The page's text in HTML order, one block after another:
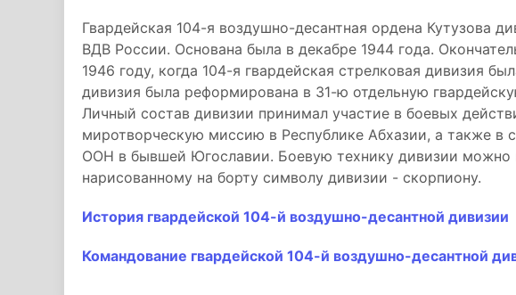
Гвардейская 104-я воздушно-десантная ордена Кутузова
ВДВ России. Основана была в декабре 1944 года.
1946 году, когда 104-я гвардейская стрелковая дивизия
дивизия была реформирована в 31-ю отдельную
Личный состав дивизии принимал участие в боевых
миротворческую миссию в Республике Абхазии, а также в
ООН в бывшей Югославии. Боевую технику дивизии можно
нарисованному на борту символу дивизии - скорпиону.
История гвардейской 104-й воздушно-десантной дивизии
Командование гвардейской 104-й воздушно-десантной